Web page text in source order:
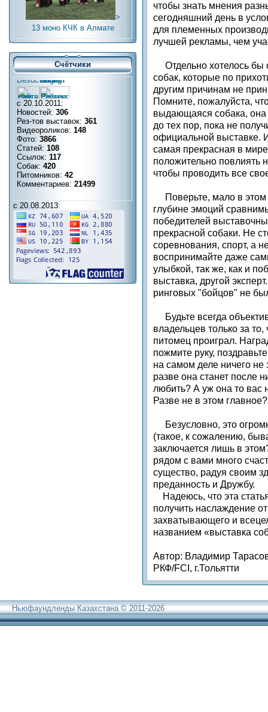
>
13 моно КЧК в Алмате
Счётчики
с 20.10.2011:
Новостей: 306
Рез-тов выставок: 361
Видеороликов: 148
Фото: 3866
Статей: 108
Ссылок: 117
Собак: 420
Питомников: 42
Комментариев: 21499
с 20.08.2013:
чтобы знать мнения
сегодняшний день в
для племенных
лучшей рекламы, чем
Отдельно хотелось бы
собак, которые по
другим причинам не
Помните, пожалуйста,
выдающаяся собака, она
до тех пор, пока не
официальной выставке.
самая прекрасная в
положительно повлиять
чтобы проводить все
Поверьте, мало в этом
глубине эмоций
победителей
прекрасной собаки. Не
соревнования, спорт, а
воспринимайте даже
улыбкой, так же, как и
выставка, другой
ринговых "бойцов" не
Будьте всегда
владельцев только за
питомец проиграл.
пожмите руку,
на самом деле ничего не
разве она станет после
любить? А уж она то вас
Разве не в этом главное?
Безусловно, это
(такое, к сожалению,
заключается лишь в
рядом с вами много
существо, радуя своим
преданность и Дружбу.
Надеюсь, что эта
получить наслаждение
захватывающего и
названием «выставка
Автор: Владимир
РКФ/FCI, г.Тольятти
Ньюфаундленды Казахстана © 2011-2026